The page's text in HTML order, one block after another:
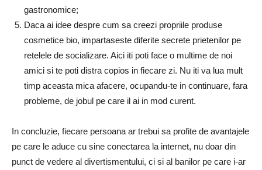
gastronomice;
Daca ai idee despre cum sa creezi propriile produse
cosmetice bio, impartaseste diferite secrete prietenilor pe
retelele de socializare. Aici iti poti face o multime de noi
amici si te poti distra copios in fiecare zi. Nu iti va lua mult
timp aceasta mica afacere, ocupandu-te in continuare, fara
probleme, de jobul pe care il ai in mod curent.
In concluzie, fiecare persoana ar trebui sa profite de avantajele
pe care le aduce cu sine conectarea la internet, nu doar din
punct de vedere al divertismentului, ci si al banilor pe care i-ar